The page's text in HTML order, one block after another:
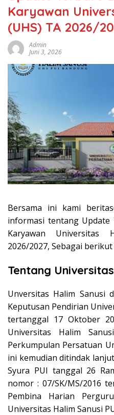
Karyawan
(UHS) TA 2026/
Admin
Juni 3, 2026
Bersama ini kami
informasi tentang Update
Karyawan Universitas
2026/2027, Sebagai berikut
Tentang
Unversitas Halim Sanusi
Keputusan Pendirian
tertanggal 17 Oktober
Universitas Halim
Perkumpulan Persatuan
ini kemudian ditindak
Syura PUI tanggal 26
nomor : 07/SK/MS/2016
Pembina Harian
Universitas Halim Sanusi